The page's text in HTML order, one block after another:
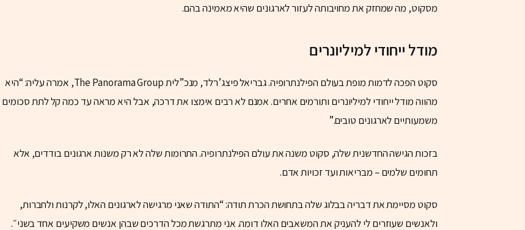
מסקוט, מה שמחזק את מחויבותה לעזור לארגונים שהיא מאמינה בהם.
מודל ייחודי למיליונרים
סקוט הפכה לדמות מופת בעולם הפילנתרופיה. גבריאל פיצג’רלד, מנכ”לית The Panorama Group, אמרה עליה: “היא
מהווה מודל ייחודי למיליונרים ותורמים אחרים. אמנם לא רבים אימצו את דרכה, אבל היא מראה עד כמה קל לתת סכומים
משמעותיים לארגונים טובים.”
בזכות הגישה החדשנית שלה, סקוט משנה את עולם הפילנתרופיה. התרומות שלה לא רק משנות ארגונים בודדים, אלא
תחומים שלמים – מבריאות ועד זכויות אדם.
סקוט מסיימת את דבריה בבלוג שלה בתחושת הכרת תודה: “התודה שאני מרגישה לארגונים האלו, לקרנות ולחברות,
ולאנשים שעוזרים לי להעניק את המשאבים האלו דומה. אני מתרגשת מכל הדרכים שבהן אנשים משקיעים אחד בשני״.